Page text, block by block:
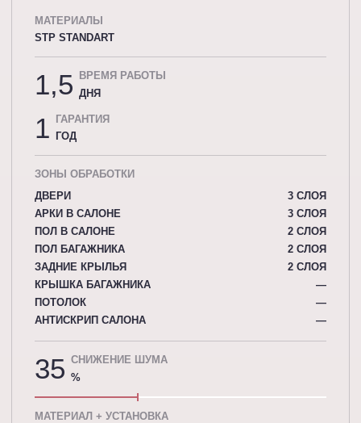
МАТЕРИАЛЫ
STP STANDART
1,5
ВРЕМЯ РАБОТЫ
ДНЯ
1
ГАРАНТИЯ
ГОД
ЗОНЫ ОБРАБОТКИ
ДВЕРИ
3 СЛОЯ
АРКИ В САЛОНЕ
3 СЛОЯ
ПОЛ В САЛОНЕ
2 СЛОЯ
ПОЛ БАГАЖНИКА
2 СЛОЯ
ЗАДНИЕ КРЫЛЬЯ
2 СЛОЯ
КРЫШКА БАГАЖНИКА
—
ПОТОЛОК
—
АНТИСКРИП САЛОНА
—
35 СНИЖЕНИЕ ШУМА
%
МАТЕРИАЛ + УСТАНОВКА